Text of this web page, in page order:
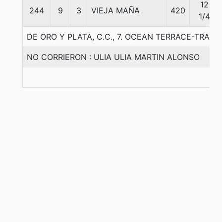
244 9 3 VIEJA MAÑA 420
12
1/4
DE ORO Y PLATA, C.C., 7. OCEAN TERRACE-
NO CORRIERON : ULIA ULIA MARTIN ALONSO